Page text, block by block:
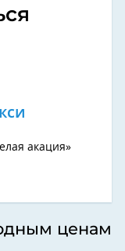
акация»
ценам